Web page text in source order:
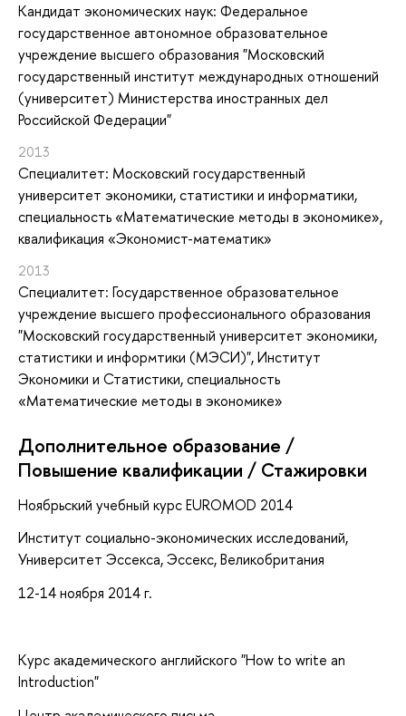
Кандидат экономических наук: Федеральное
государственное автономное образовательное
учреждение высшего образования "Московский
государственный институт международных отношений
(университет) Министерства иностранных дел
Российской Федерации"
2013
Специалитет: Московский государственный
университет экономики, статистики и информатики,
специальность «Математические методы в экономике»,
квалификация «Экономист-математик»
2013
Специалитет: Государственное образовательное
учреждение высшего профессионального образования
"Московский государственный университет экономики,
статистики и информтики (МЭСИ)", Институт
Экономики и Статистики, специальность
«Математические методы в экономике»
Дополнительное образование /
Повышение квалификации / Стажировки
Ноябрьский учебный курс EUROMOD 2014
Институт социально-экономических исследований,
Университет Эссекса, Эссекс, Великобритания
12-14 ноября 2014 г.
Курс академического английского "How to write an
Introduction"